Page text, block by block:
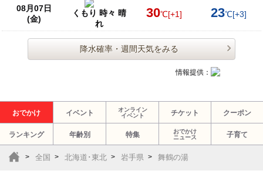
08月07日
(金)
くもり 時々 晴
れ
30℃[+1] 23℃[+3]
降水確率・週間天気をみる
情報提供：
おでかけ イベント
オンライン
イベント
チケット クーポン
ランキング 年齢別 特集
おでかけ
ニュース
子育て
全国 北海道･東北 岩手県 舞鶴の湯